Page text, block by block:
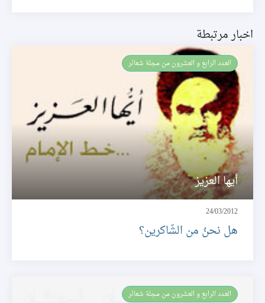
اخبار مرتبطة
العـدد الرابع و العشرون من مجلة شعائر
أيها العزيز
24/03/2012
هل نحنُ من الشّاكرين؟
العـدد الرابع و العشرون من مجلة شعائر